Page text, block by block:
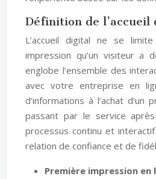
Définition de l’accueil
L’accueil digital ne se
impression qu’un visiteur a
englobe l’ensemble des
avec votre entreprise en
d’informations à l’achat d’un
passant par le service
processus continu et
relation de confiance et de
Première impression en